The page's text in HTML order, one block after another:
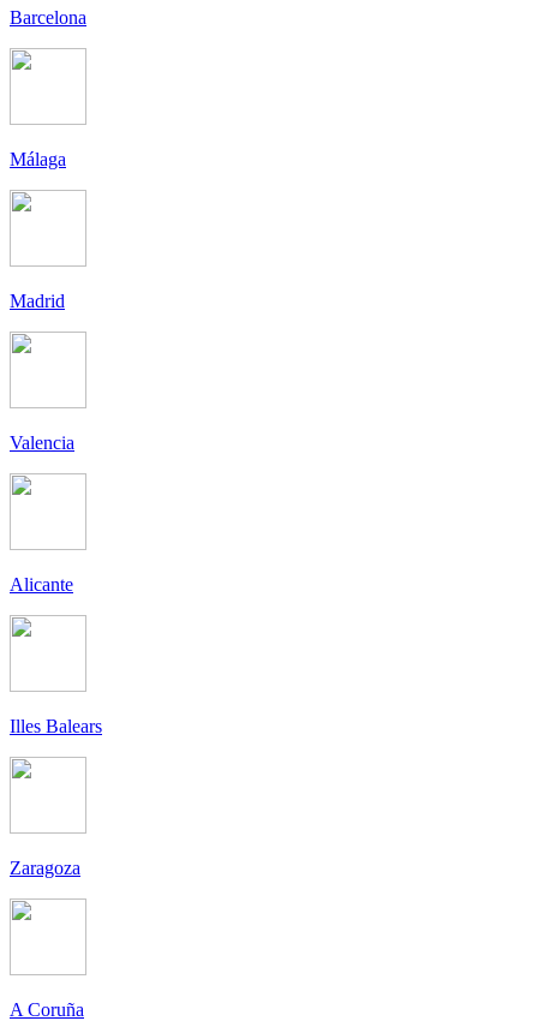
Barcelona
Málaga
Madrid
Valencia
Alicante
Illes Balears
Zaragoza
A Coruña